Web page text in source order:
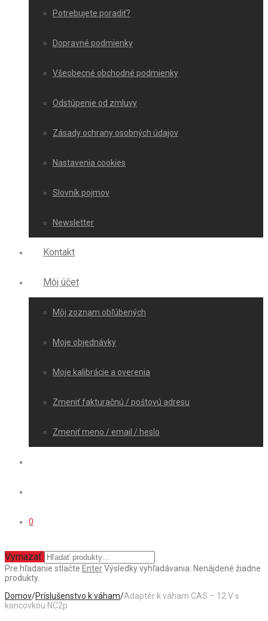
Potrebujete poradiť?
Dopravné podmienky
Všeobecné obchodné podmienky
Odstúpenie od zmluvy
Zásady ochrany osobných údajov
Nastavenia cookies
Slovník pojmov
Newsletter
Kontakt
Môj účet
Môj zoznam obľúbených
Moje objednávky
Moje kalibrácie a overenia
Zmeniť fakturačnú / poštovú adresu
Zmeniť meno / email / heslo
0
Vymazať
Pre hľadanie stlačte EnterVýsledky vyhľadávania: Nenájdené žiadne
produkty.
Domov/Príslušenstvo k váham/Adaptér k váham CAS – 12 V s
koncovkou NC2p